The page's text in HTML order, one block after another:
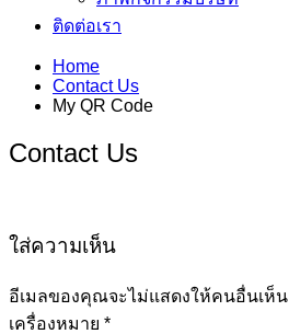
ติดต่อเรา
Home
Contact Us
My QR Code
Contact Us
ใส่ความเห็น
อีเมลของคุณจะไม่แสดงให้คนอื่นเห็น
เครื่องหมาย *